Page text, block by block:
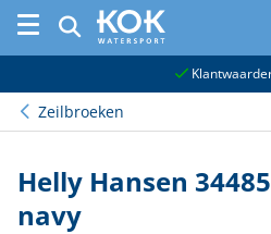
Zeilbroeken
Helly Hansen
navy